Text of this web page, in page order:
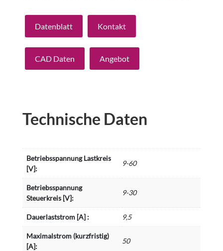
Datenblatt Kontakt
CAD Daten Angebot
Technische Daten
Betriebsspannung Lastkreis
[V]:
9-60
Betriebsspannung
Steuerkreis [V]:
9-30
Dauerlaststrom [A] : 9,5
Maximalstrom (kurzfristig)
[A]:
50